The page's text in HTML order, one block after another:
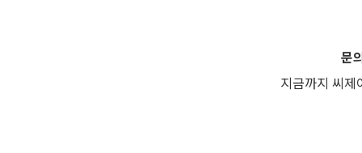
문
지금까지 씨제